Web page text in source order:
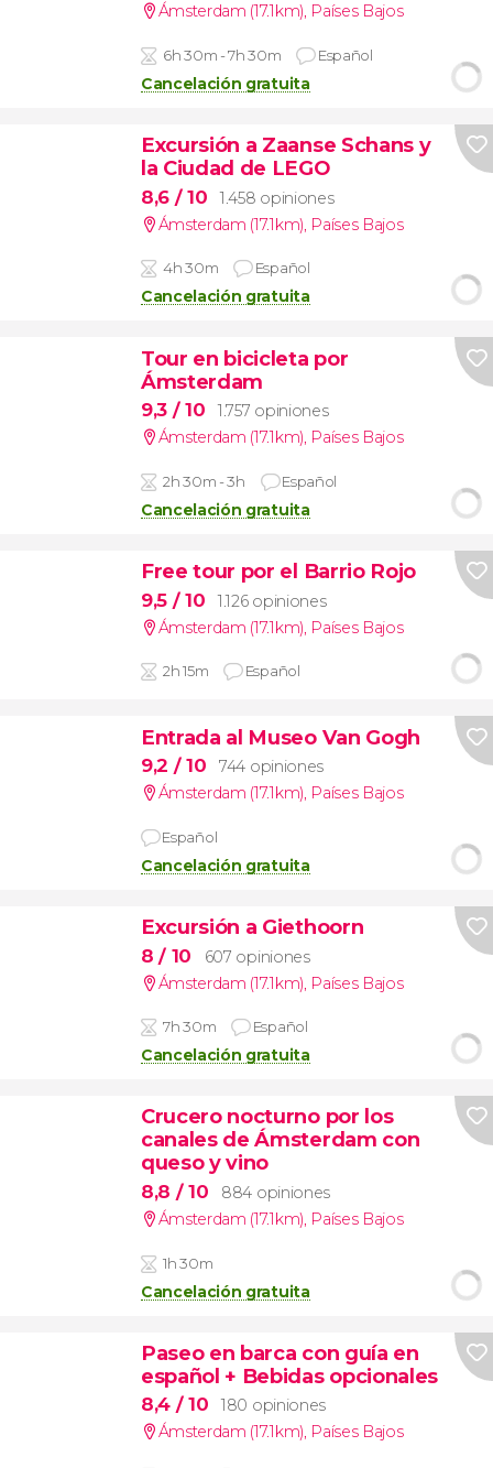
Ámsterdam (17.1km), Países Bajos
6h 30m - 7h 30m Español
Cancelación gratuita
Excursión a Zaanse Schans y
la Ciudad de LEGO
8,6 / 10
1.458 opiniones
Ámsterdam (17.1km) Países Bajos
4h 30m Español
Cancelación gratuita
Tour en bicicleta por
Ámsterdam
9,3 / 10
1.757 opiniones
Ámsterdam (17.1km), Países Bajos
2h 30m - 3h Español
Cancelación gratuita
Free tour por el Barrio Rojo
9,5 / 10
1.126 opiniones
Ámsterdam (17.1km) Países Bajos
2h 15m Español
Entrada al Museo Van Gogh
9,2 / 10
744 opiniones
Ámsterdam (17.1km), Países Bajos
Español
Cancelación gratuita
Excursión a Giethoorn
8/ 10
607 opiniones
Ámsterdam (17.1km) Países Bajos
7h 30m Español
Cancelación gratuita
Crucero nocturno por los
canales de Ámsterdam con
queso y vino
8,8 / 10
884 opiniones
Ámsterdam (17.1km), Países Bajos
1h 30m
Cancelación gratuita
Paseo en barca con guía en
español + Bebidas opcionales
8,4 / 10
180 opiniones
Ámsterdam (17.1km), Países Bajos